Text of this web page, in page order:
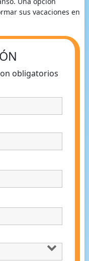
sus vacaciones en
obligatorios